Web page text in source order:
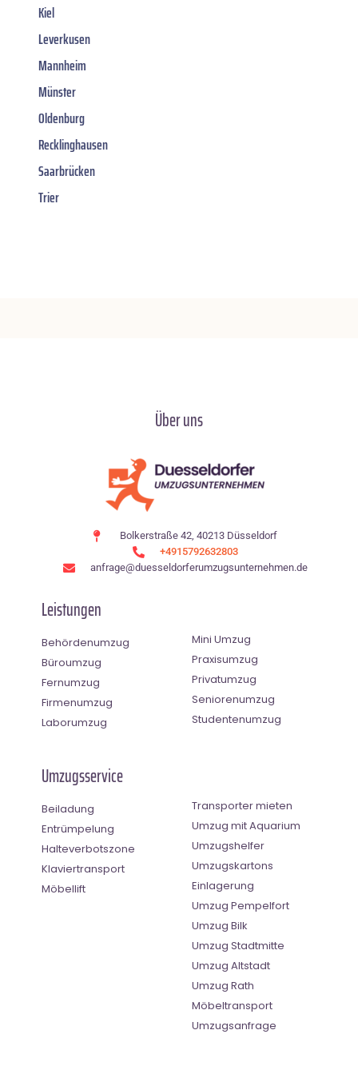
Kiel
Leverkusen
Mannheim
Münster
Oldenburg
Recklinghausen
Saarbrücken
Trier
Über uns
Bolkerstraße 42, 40213 Düsseldorf
+4915792632803
anfrage@duesseldorferumzugsunternehmen.de
Leistungen
Behördenumzug
Büroumzug
Fernumzug
Firmenumzug
Laborumzug
Mini Umzug
Praxisumzug
Privatumzug
Seniorenumzug
Studentenumzug
Umzugsservice
Beiladung
Entrümpelung
Halteverbotszone
Klaviertransport
Möbellift
Transporter mieten
Umzug mit Aquarium
Umzugshelfer
Umzugskartons
Einlagerung
Umzug Pempelfort
Umzug Bilk
Umzug Stadtmitte
Umzug Altstadt
Umzug Rath
Möbeltransport
Umzugsanfrage